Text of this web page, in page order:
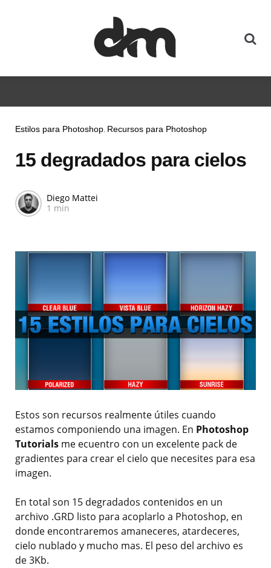
Estilos para Photoshop Recursos para Photoshop
15 degradados para cielos
Diego Mattei
1 min
Estos son recursos realmente útiles cuando
estamos componiendo una imagen. En Photoshop
Tutorials me ecuentro con un excelente pack de
gradientes para crear el cielo que necesites para esa
imagen.
En total son 15 degradados contenidos en un
archivo .GRD listo para acoplarlo a Photoshop, en
donde encontraremos amaneceres, atardeceres,
cielo nublado y mucho mas. El peso del archivo es
de 3Kb.